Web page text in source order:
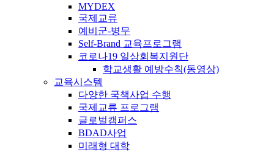
MYDEX
국제교류
예비군-병무
Self-Brand 교육프로그램
코로나19 일상회복지원단
학교생활 예방수칙(동영상)
교육시스템
다양한 국책사업 수행
국제교류 프로그램
글로벌캠퍼스
BDAD사업
미래형 대학